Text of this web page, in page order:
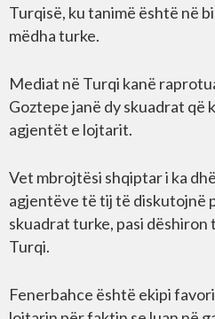
Turqisë, ku tanimë është në
mëdha turke.
Mediat në Turqi kanë
Goztepe janë dy skuadrat që
agjentët e lojtarit.
Vet mbrojtësi shqiptar i ka
agjentëve të tij të diskutojnë
skuadrat turke, pasi dëshiron
Turqi.
Fenerbahce është ekipi